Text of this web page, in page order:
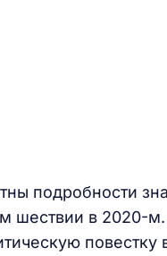
подробности
шествии в 2020-